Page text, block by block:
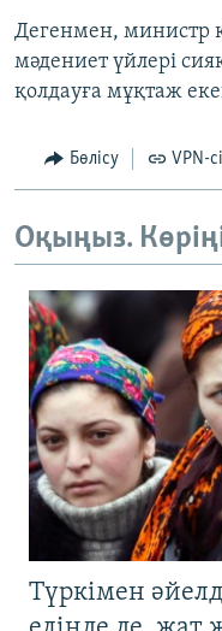
Дегенмен, министр
мәдениет үйлері
қолдауға мұқтаж
Бөлісу VPN-
Оқыңыз.
Түркімен